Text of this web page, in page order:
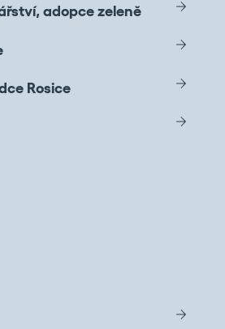
adopce zeleně
Rosice